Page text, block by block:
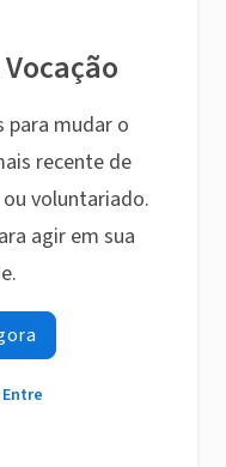
para mudar o
recente de
voluntariado.
agir em sua